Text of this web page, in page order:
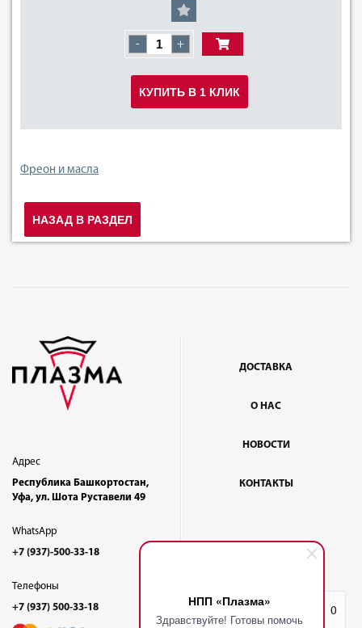
НПП «Плазма»
Здравствуйте! Готовы помочь
0
- +
КУПИТЬ В 1 КЛИК
Фреон и масла
НАЗАД В РАЗДЕЛ
Адрес
Республика Башкортостан,
Уфа, ул. Шота Руставели 49
WhatsApp
+7 (937)-500-33-18
Телефоны
+7 (937) 500-33-18
ДОСТАВКА
О НАС
НОВОСТИ
КОНТАКТЫ